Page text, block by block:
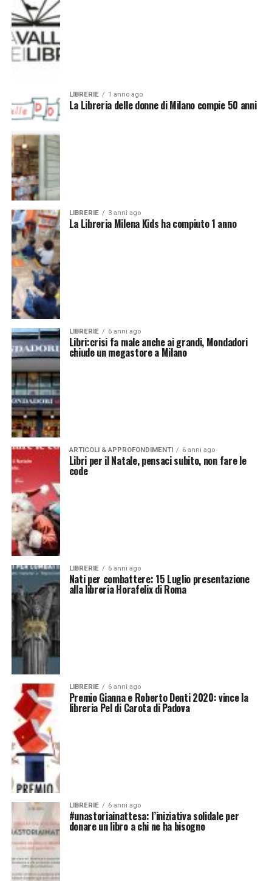
LIBRERIE 1 anno ago
La Libreria delle donne di Milano compie 50 anni
LIBRERIE 3 anni ago
La Libreria Milena Kids ha compiuto 1 anno
LIBRERIE 6 anni ago
Libri:crisi fa male anche ai grandi, Mondadori
chiude un megastore a Milano
ARTICOLI & APPROFONDIMENTI 6 anni ago
Libri per il Natale, pensaci subito, non fare le
code
LIBRERIE 6 anni ago
Nati per combattere: 15 Luglio presentazione
alla libreria Horafelix di Roma
LIBRERIE 6 anni ago
Premio Gianna e Roberto Denti 2020: vince la
libreria Pel di Carota di Padova
LIBRERIE 6 anni ago
#unastoriainattesa: l’iniziativa solidale per
donare un libro a chi ne ha bisogno